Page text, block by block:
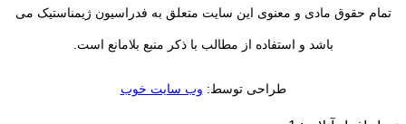
تمام حقوق مادی و معنوی این سایت متعلق به فدراسیون ژیمناستیک می
باشد و استفاده از مطالب با ذکر منبع بلامانع است.
طراحی توسط: وب سایت خوب